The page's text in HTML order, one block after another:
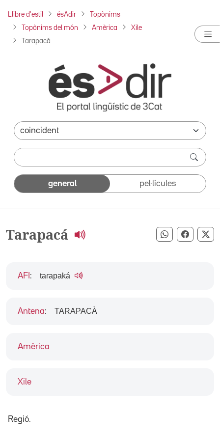
Llibre d'estil ésAdir Topònims
Topònims del món Amèrica Xile
Tarapacá
general pel·lícules
Tarapacá Compartir
Amèrica
Xile
AFI : taɾapaká
Antena: TARAPACÀ
Regió.